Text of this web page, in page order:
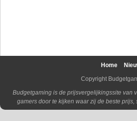
Home
Copyright
Budgetgaming is de prijsvergelijkingssite van
gamers door te kijken waar zij de beste